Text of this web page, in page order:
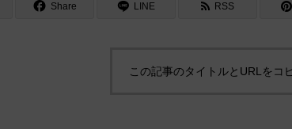
Share LINE RSS
この記事のタイトルとURLをコ